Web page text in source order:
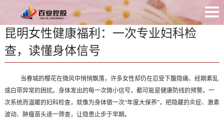
网站首页
关于我们
联系我们
昆明女性健康福利：一次专业妇科检
查，读懂身体信号
当春城的樱花在微风中悄悄飘落，许多女性却仍在忍受下腹隐痛、经期紊乱
或白带异常的困扰。身体发出的每一次微小信号，都可能是健康防线的预警。一
次系统而温暖的妇科检查，就像为身体做一次“年度大保养”，把隐藏的炎症、激素
波动、肿瘤苗头逐一筛查，让隐患止步于早期。